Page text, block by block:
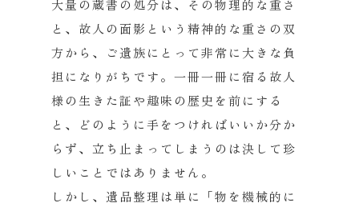
大量の蔵書の処分は、その物理的な重さ
と、故人の面影という精神的な重さの双
方から、ご遺族にとって非常に大きな負
担になりがちです。一冊一冊に宿る故人
様の生きた証や趣味の歴史を前にする
と、どのように手をつければいいか分か
らず、立ち止まってしまうのは決して珍
しいことではありません。
しかし、遺品整理は単に「物を機械的に